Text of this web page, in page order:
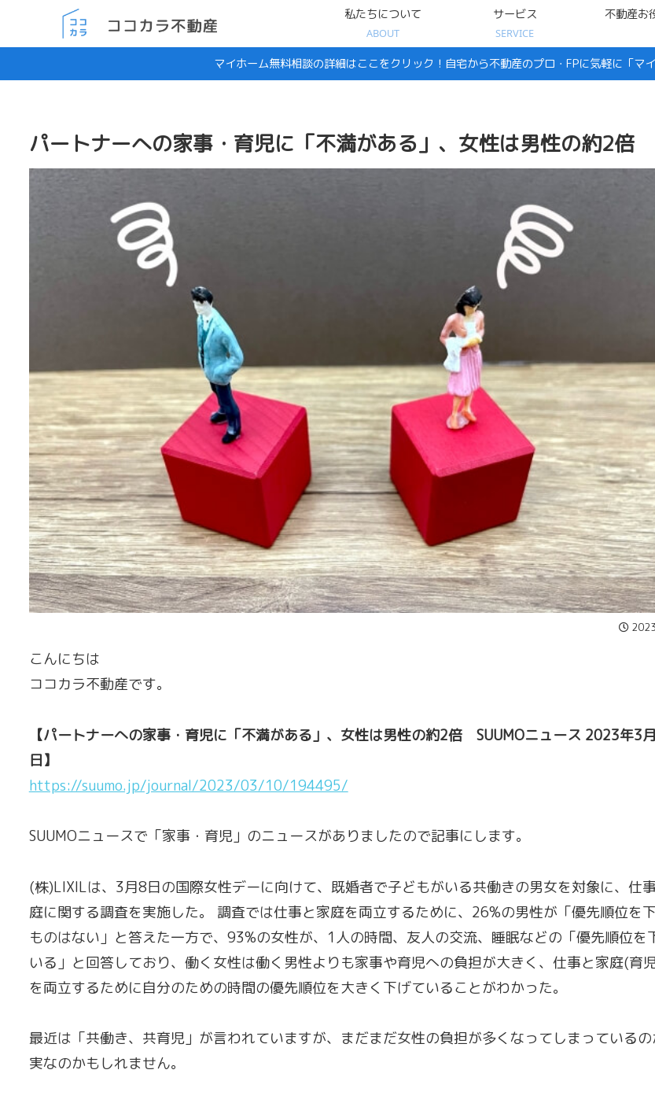
私たちについて
ABOUT
サービス
SERVICE
不動産お
マイホーム無料相談の詳細はここをクリック！自宅から不動産のプロ・FPに気軽に「マ
パートナーへの家事・育児に「不満がある」、女性は男性の約2倍
こんにちは
ココカラ不動産です。
【パートナーへの家事・育児に「不満がある」、女性は男性の約2倍 SUUMOニュース 2023年3
日】
https://suumo.jp/journal/2023/03/10/194495/
SUUMOニュースで「家事・育児」のニュースがありましたので記事にします。
(株)LIXILは、3月8日の国際女性デーに向けて、既婚者で子どもがいる共働きの男女を対象に、仕
庭に関する調査を実施した。 調査では仕事と家庭を両立するために、26%の男性が「優先順位を
ものはない」と答えた一方で、93%の女性が、1人の時間、友人の交流、睡眠などの「優先順位を
いる」と回答しており、働く女性は働く男性よりも家事や育児への負担が大きく、仕事と家庭(育
を両立するために自分のための時間の優先順位を大きく下げていることがわかった。
最近は「共働き、共育児」が言われていますが、まだまだ女性の負担が多くなってしまっている
実なのかもしれません。